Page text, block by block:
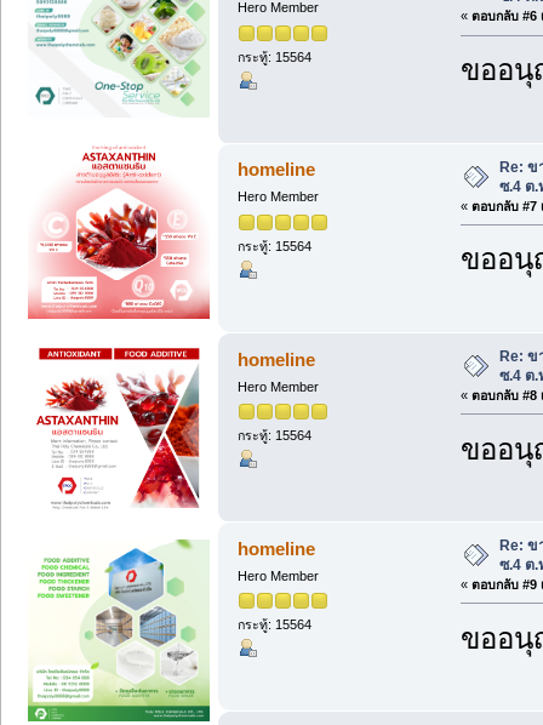
Hero Member
กระทู้: 15564
« ตอบกลับ #6
ขออนุ
homeline
Hero Member
กระทู้: 15564
Re: ข
ซ.4 ต
« ตอบกลับ #7
ขออนุ
homeline
Hero Member
กระทู้: 15564
Re: ข
ซ.4 ต
« ตอบกลับ #8
ขออนุ
homeline
Hero Member
กระทู้: 15564
Re: ข
ซ.4 ต
« ตอบกลับ #9
ขออนุ